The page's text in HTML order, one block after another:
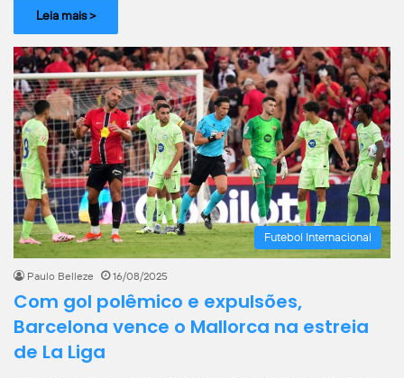
Leia mais >
Futebol Internacional
Paulo Belleze 16/08/2025
Com gol polêmico e expulsões,
Barcelona vence o Mallorca na estreia
de La Liga